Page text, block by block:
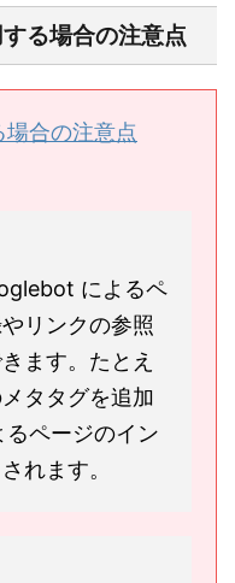
る場合の注意点
合の注意点
によるペ
リンクの参照
ます。たとえ
タタグを追加
ページのイン
れます。